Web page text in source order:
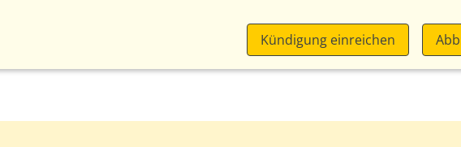
Kündigung einreichen